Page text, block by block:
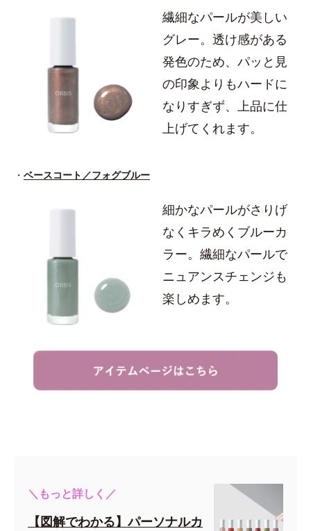
繊細なパールが美しい
グレー。透け感がある
発色のため、パッと見
の印象よりもハードに
なりすぎず、上品に仕
上げてくれます。
・ ベースコート／フォグブルー
細かなパールがさりげ
なくキラめくブルーカ
ラー。繊細なパールで
ニュアンスチェンジも
楽しめます。
＼もっと詳しく／
【図解でわかる】パーソナルカ